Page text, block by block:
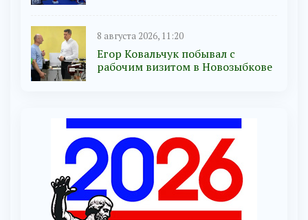
8 августа 2026, 11:20
Егор Ковальчук побывал с
рабочим визитом в Новозыбкове